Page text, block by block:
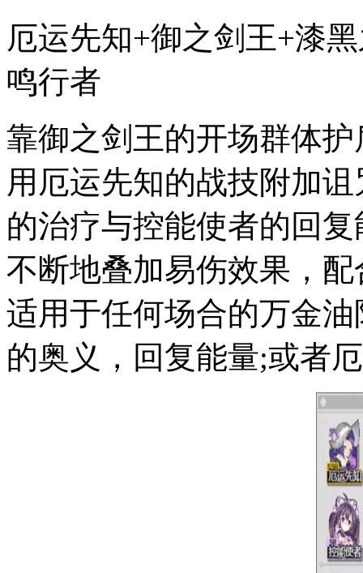
厄运先知+御之剑王+漆
鸣行者
靠御之剑王的开场群体
用厄运先知的战技附加
的治疗与控能使者的回
不断地叠加易伤效果，
适用于任何场合的万金
的奥义，回复能量;或者